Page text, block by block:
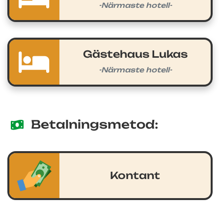
-Närmaste hotell-
Gästehaus Lukas
-Närmaste hotell-
Betalningsmetod:
Kontant